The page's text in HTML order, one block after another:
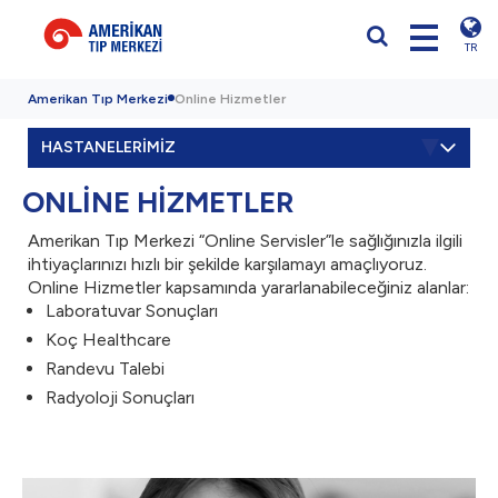
TR
Amerikan Tıp Merkezi Online Hizmetler
HASTANELERİMİZ
ONLİNE HİZMETLER
Amerikan Tıp Merkezi “Online Servisler”le sağlığınızla ilgili
ihtiyaçlarınızı hızlı bir şekilde karşılamayı amaçlıyoruz.
Online Hizmetler kapsamında yararlanabileceğiniz alanlar:
Laboratuvar Sonuçları
Koç Healthcare
Randevu Talebi
Radyoloji Sonuçları